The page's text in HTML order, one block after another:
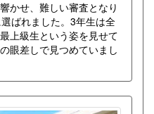
かせ、難しい審査となり
ばれました。3年生は全
上級生という姿を見せて
眼差しで見つめていまし